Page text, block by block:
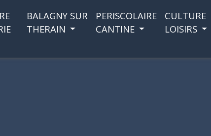
BALAGNY SUR
THERAIN
PERISCOLAIRE
CANTINE
CULTURE
LOISIRS